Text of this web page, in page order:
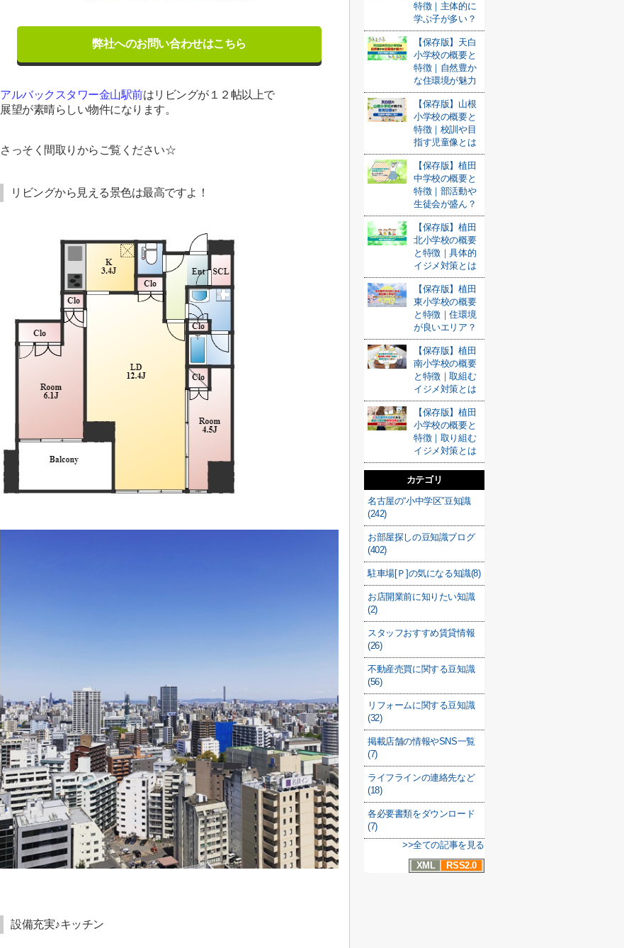
弊社へのお問い合わせはこちら
アルバックスタワー金山駅前はリビングが１２帖以上で
展望が素晴らしい物件になります。
さっそく間取りからご覧ください☆
リビングから見える景色は最高ですよ！
設備充実♪キッチン
特徴｜主体的に
学ぶ子が多い？
【保存版】天白
小学校の概要と
特徴｜自然豊か
な住環境が魅力
【保存版】山根
小学校の概要と
特徴｜校訓や目
指す児童像とは
【保存版】植田
中学校の概要と
特徴｜部活動や
生徒会が盛ん？
【保存版】植田
北小学校の概要
と特徴｜具体的
イジメ対策とは
【保存版】植田
東小学校の概要
と特徴｜住環境
が良いエリア？
【保存版】植田
南小学校の概要
と特徴｜取組む
イジメ対策とは
【保存版】植田
小学校の概要と
特徴｜取り組む
イジメ対策とは
カテゴリ
名古屋の“小中学区”豆知識
(242)
お部屋探しの豆知識ブログ
(402)
駐車場[Ｐ]の気になる知識(8)
お店開業前に知りたい知識
(2)
スタッフおすすめ賃貸情報
(26)
不動産売買に関する豆知識
(56)
リフォームに関する豆知識
(32)
掲載店舗の情報やSNS一覧
(7)
ライフラインの連絡先など
(18)
各必要書類をダウンロード
(7)
>>全ての記事を見る
XML
RSS2.0